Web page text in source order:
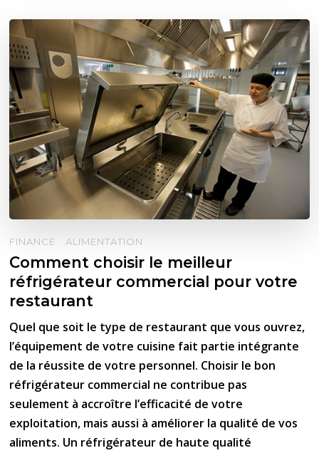
FINANCE ALIMENTATION
Comment choisir le meilleur
réfrigérateur commercial pour votre
restaurant
Quel que soit le type de restaurant que vous ouvrez,
l’équipement de votre cuisine fait partie intégrante
de la réussite de votre personnel. Choisir le bon
réfrigérateur commercial ne contribue pas
seulement à accroître l’efficacité de votre
exploitation, mais aussi à améliorer la qualité de vos
aliments. Un réfrigérateur de haute qualité